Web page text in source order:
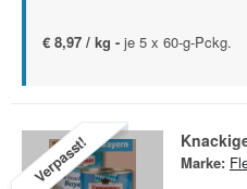
€ 8,97 / kg - je 5 x 60-g-Pckg.
Verpasst! Marke: